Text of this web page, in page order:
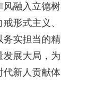
融入立德树
形式主义、
实担当的精
展大局，为
新人贡献体